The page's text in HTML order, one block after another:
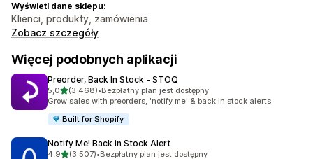
Wyświetl dane sklepu:
Klienci, produkty, zamówienia
Zobacz szczegóły
Więcej podobnych aplikacji
Preorder, Back In Stock ‑ STOQ
5,0na 5 gwiazdek
(3 468)
Łączna liczba recenzji: 3468
•Bezpłatny plan jest dostępny
Grow sales with preorders, 'notify me' & back in stock alerts
Built for Shopify
Notify Me! Back in Stock Alert
4,9na 5 gwiazdek
(3 507)•Bezpłatny plan jest dostępny